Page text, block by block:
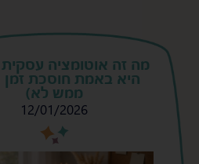
מה זה אוטומציה עסקית
היא באמת חוסכת זמן
ממש לא)
12/01/2026
s
s